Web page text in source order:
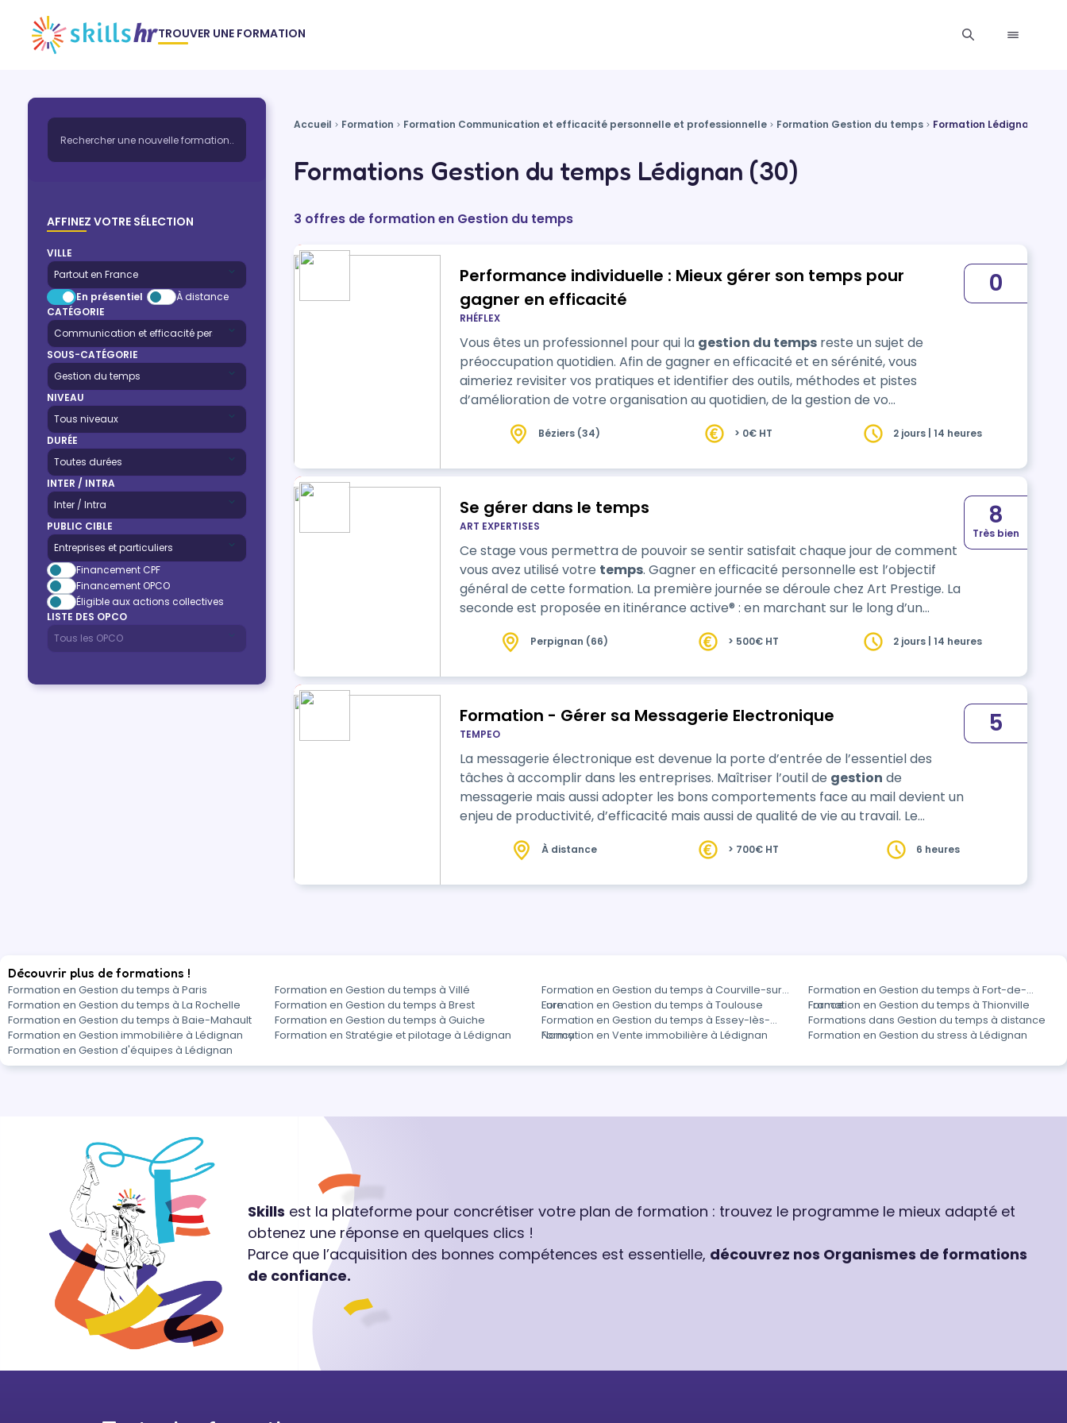
TROUVER UNE FORMATION
AFFINEZ VOTRE SÉLECTION
VILLE
En présentiel
À distance
CATÉGORIE
SOUS-CATÉGORIE
NIVEAU
DURÉE
INTER / INTRA
PUBLIC CIBLE
Financement CPF
Financement OPCO
Éligible aux actions collectives
LISTE DES OPCO
Accueil Formation Formation Communication et efficacité personnelle et professionnelle Formation Gestion du temps Formation Lédignan
Formations Gestion du temps Lédignan (30)
3 offres de formation en Gestion du temps
Performance individuelle : Mieux gérer son temps pour
gagner en efficacité
RHÉFLEX
Vous êtes un professionnel pour qui la gestion du tempsreste un sujet de
préoccupation quotidien. Afin de gagner en efficacité et en sérénité, vous
aimeriez revisiter vos pratiques et identifier des outils, méthodes et pistes
d’amélioration de votre organisation au quotidien, de la gestion de vo…
0
Béziers (34) > 0€ HT 2 jours | 14 heures
Se gérer dans le temps
ART EXPERTISES
Ce stage vous permettra de pouvoir se sentir satisfait chaque jour de comment
vous avez utilisé votre temps. Gagner en efficacité personnelle est l’objectif
général de cette formation. La première journée se déroule chez Art Prestige. La
seconde est proposée en itinérance active® : en marchant sur le long d’un
8
Très bien
Perpignan (66) > 500€ HT 2 jours | 14 heures
Formation - Gérer sa Messagerie Electronique
TEMPEO
La messagerie électronique est devenue la porte d’entrée de l’essentiel des
tâches à accomplir dans les entreprises. Maîtriser l’outil de gestion de
messagerie mais aussi adopter les bons comportements face au mail devient un
enjeu de productivité, d’efficacité mais aussi de qualité de vie au travail. Le
5
À distance > 700€ HT 6 heures
Découvrir plus de formations !
Formation en Gestion du temps à Paris Formation en Gestion du temps à Villé
Formation en Gestion du temps à Courville-sur-
Eure
Formation en Gestion du temps à Fort-de-
France
Formation en Gestion du temps à La Rochelle Formation en Gestion du temps à Brest Formation en Gestion du temps à Toulouse
Formation en Gestion du temps à Thionville
Formation en Gestion du temps à Baie-Mahault
Formation en Gestion du temps à Guiche
Formation en Gestion du temps à Essey-lès-
Nancy
Formations dans Gestion du temps à distance
Formation en Gestion immobilière à Lédignan
Formation en Stratégie et pilotage à Lédignan Formation en Vente immobilière à Lédignan
Formation en Gestion du stress à Lédignan
Formation en Gestion d'équipes à Lédignan
Skills est la plateforme pour concrétiser votre plan de formation : trouvez le programme le mieux adapté et
obtenez une réponse en quelques clics !
Parce que l’acquisition des bonnes compétences est essentielle, découvrez nos Organismes de formations
de confiance.